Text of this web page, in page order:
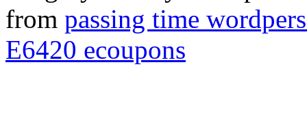
from passing time
E6420 ecoupons